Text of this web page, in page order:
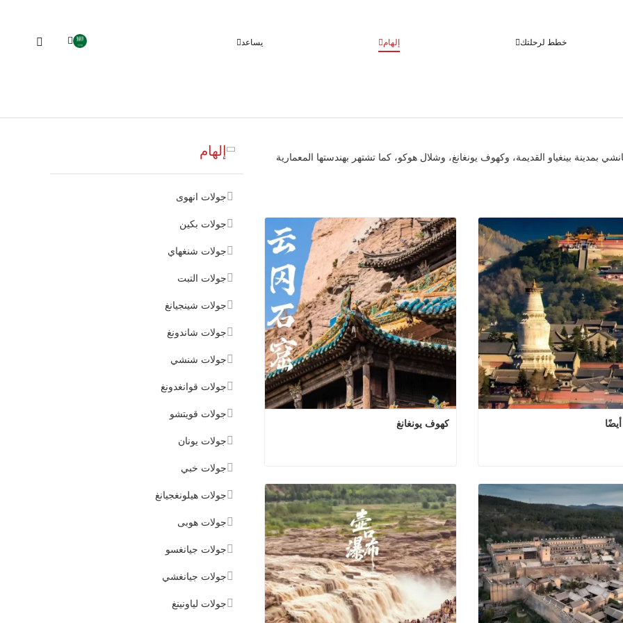
خطط لرحلتك إلهام يساعد
إلهام
جولات انهوى
جولات بكين
جولات شنغهاي
جولات التبت
جولات شينجيانغ
جولات شاندونغ
جولات شنشي
جولات قوانغدونغ
جولات قويتشو
جولات يونان
جولات خبي
جولات هيلونغجيانغ
جولات هوبى
جولات جيانغسو
جولات جيانغشي
جولات لياونينغ
بينغياو القديمة، وكهوف يونغانغ، وشلال هوكو، كما تشتهر بهندستها المعمارية
كهوف يونغانغ
كهوف يونغانغ
اتصل الآن
جبل W U أيضًا
الآن